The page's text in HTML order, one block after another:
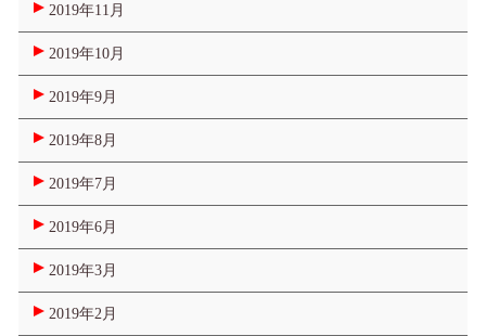
2019年11月
2019年10月
2019年9月
2019年8月
2019年7月
2019年6月
2019年3月
2019年2月